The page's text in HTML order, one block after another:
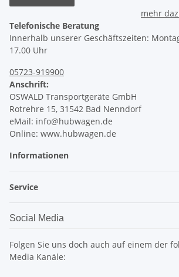
mehr
Telefonische Beratung
Innerhalb unserer Geschäftszeiten:
17.00 Uhr
05723-919900
Anschrift:
OSWALD Transportgeräte GmbH
Rotrehre 15, 31542 Bad Nenndorf
eMail: info@hubwagen.de
Online: www.hubwagen.de
Informationen
Service
Social Media
Folgen Sie uns doch auch auf einem der
Media Kanäle: